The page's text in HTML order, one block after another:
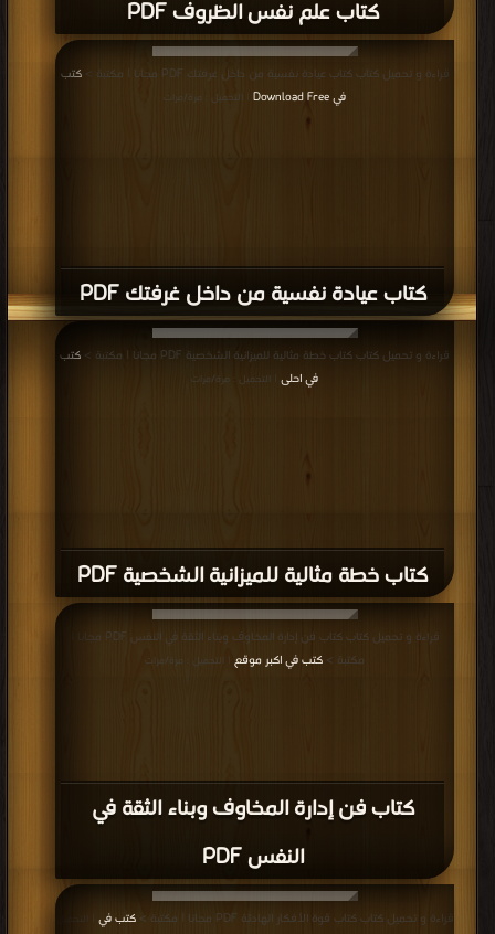
كتاب علم نفس الظروف PDF
كتاب عيادة نفسية من داخل غرفتك PDF
قراءة و تحميل كتاب كتاب عيادة نفسية من داخل غرفتك PDF مجانا | مكتبة >
كتب
في Download Free
| التحميل : مرة/مرات
كتاب خطة مثالية للميزانية الشخصية PDF
قراءة و تحميل كتاب كتاب خطة مثالية للميزانية الشخصية PDF مجانا | مكتبة >
كتب
في احلى
| التحميل : مرة/مرات
كتاب فن إدارة المخاوف وبناء الثقة في
النفس PDF
قراءة و تحميل كتاب كتاب فن إدارة المخاوف وبناء الثقة في النفس PDF مجانا |
مكتبة > كتب في اكبر موقع | التحميل : مرة/مرات
قراءة و تحميل كتاب كتاب قوة الأفكار الهادئة PDF مجانا | مكتبة > كتب في